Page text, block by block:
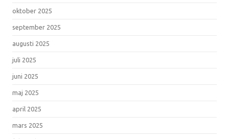
oktober 2025
september 2025
augusti 2025
juli 2025
juni 2025
maj 2025
april 2025
mars 2025